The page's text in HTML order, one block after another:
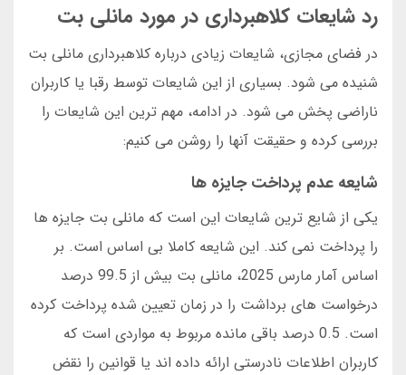
رد شایعات کلاهبرداری در مورد مانلی بت
در فضای مجازی، شایعات زیادی درباره کلاهبرداری مانلی بت
شنیده می شود. بسیاری از این شایعات توسط رقبا یا کاربران
ناراضی پخش می شود. در ادامه، مهم ترین این شایعات را
بررسی کرده و حقیقت آنها را روشن می کنیم:
شایعه عدم پرداخت جایزه ها
یکی از شایع ترین شایعات این است که مانلی بت جایزه ها
را پرداخت نمی کند. این شایعه کاملا بی اساس است. بر
اساس آمار مارس 2025، مانلی بت بیش از 99.5 درصد
درخواست های برداشت را در زمان تعیین شده پرداخت کرده
است. 0.5 درصد باقی مانده مربوط به مواردی است که
کاربران اطلاعات نادرستی ارائه داده اند یا قوانین را نقض